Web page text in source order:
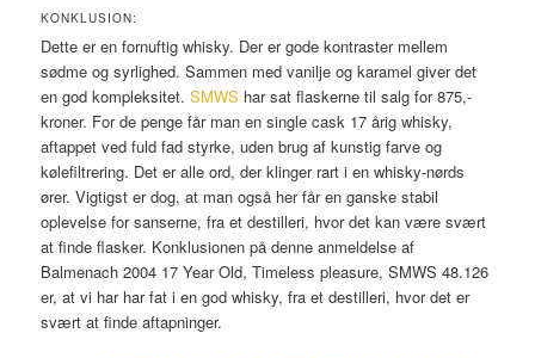
KONKLUSION:
Dette er en fornuftig whisky. Der er gode kontraster mellem
sødme og syrlighed. Sammen med vanilje og karamel giver det
en god kompleksitet.SMWS har sat flaskerne til salg for 875,-
kroner. For de penge får man en single cask 17 årig whisky,
aftappet ved fuld fad styrke, uden brug af kunstig farve og
kølefiltrering. Det er alle ord, der klinger rart i en whisky-nørds
ører. Vigtigst er dog, at man også her får en ganske stabil
oplevelse for sanserne, fra et destilleri, hvor det kan være svært
at finde flasker. Konklusionen på denne anmeldelse af
Balmenach 2004 17 Year Old, Timeless pleasure, SMWS 48.126
er, at vi har har fat i en god whisky, fra et destilleri, hvor det er
svært at finde aftapninger.